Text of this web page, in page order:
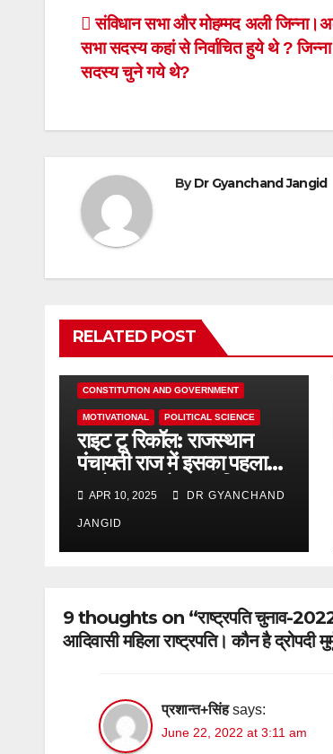
Post
navigation
संविधान सभा और मोहम्मद अली
सभा सदस्य कहां से निर्वाचित हुये थे ?
सदस्य चुने गये थे?
ByDr Gyanchand Jangid
RELATED POST
CONSTITUTION AND GOVERNMENT
MOTIVATIONAL POLITICAL SCIENCE
राइट टू रिकॉल: राजस्थान
पंचायती राज में इसका पहला
प्रयोग कब और कहां किया ?
APR 10, 2025 DR GYANCHAND
JANGID
9 thoughts on “राष्ट्रपति चुनाव-2022 :-
आदिवासी महिला राष्ट्रपति। कौन है द्रोपदी
प्रशान्त+सिंह says:
June 22, 2022 at 3:11 am